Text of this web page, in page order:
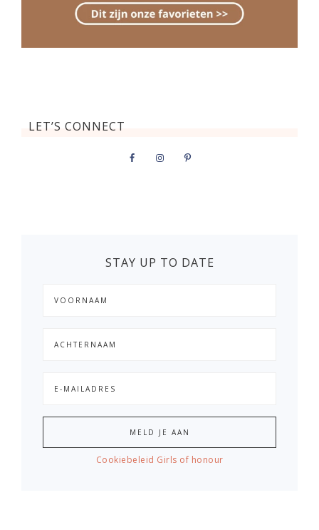
LET’S CONNECT
STAY UP TO DATE
Cookiebeleid Girls of honour